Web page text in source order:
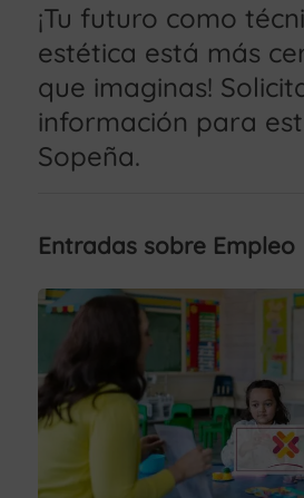
¡Tu futuro como
estética está más
que imaginas!
información para
Sopeña.
Entradas sobre Empleo